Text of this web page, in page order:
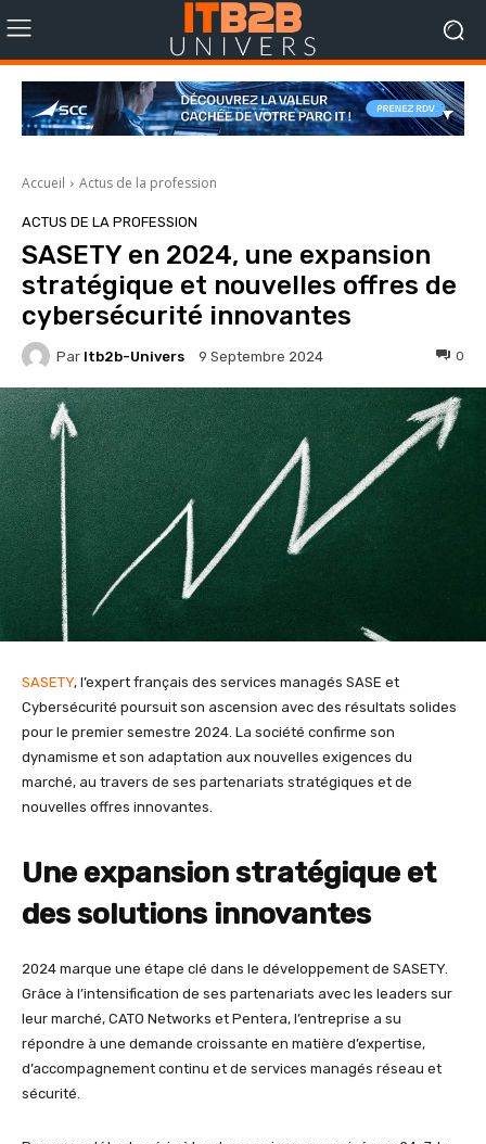
Accueil Actus de la profession
ACTUS DE LA PROFESSION
SASETY en 2024, une expansion
stratégique et nouvelles offres de
cybersécurité innovantes
Par Itb2b-Univers 9 Septembre 2024 0
SASETY, l’expert français des services managés SASE et
Cybersécurité poursuit son ascension avec des résultats solides
pour le premier semestre 2024. La société confirme son
dynamisme et son adaptation aux nouvelles exigences du
marché, au travers de ses partenariats stratégiques et de
nouvelles offres innovantes.
Une expansion stratégique et
des solutions innovantes
2024 marque une étape clé dans le développement de SASETY.
Grâce à l’intensification de ses partenariats avec les leaders sur
leur marché, CATO Networks et Pentera, l’entreprise a su
répondre à une demande croissante en matière d’expertise,
d’accompagnement continu et de services managés réseau et
sécurité.